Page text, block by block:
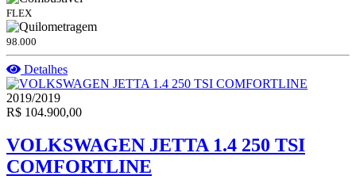
FLEX
98.000
Detalhes
2019/2019
R$ 104.900,00
VOLKSWAGEN JETTA 1.4 250 TSI
COMFORTLINE